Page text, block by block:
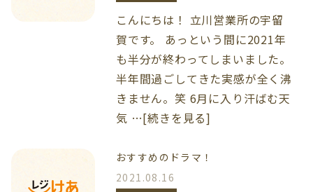
こんにちは！ 立川営業所の宇留
賀です。 あっという間に2021年
も半分が終わってしまいました。
半年間過ごしてきた実感が全く沸
きません。笑 6月に入り汗ばむ天
気 …[続きを見る]
おすすめのドラマ！
2021.08.16